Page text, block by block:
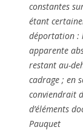
constantes
étant
déportation :
apparente
restant au-
cadrage ; en
conviendrait
d’éléments
Pauquet